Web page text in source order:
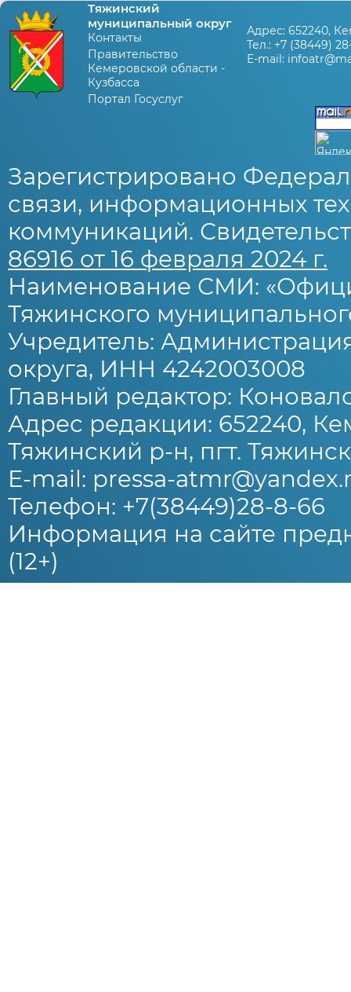
Тяжинский
муниципальный округ
Контакты
Правительство
Кемеровской области -
Кузбасса
Портал Госуслуг
Адрес: 652240,
Тел.: +7 (38449)
E-mail:
Зарегистрировано
связи, информационных
коммуникаций.
86916 от 16 февраля 2024 г.
Наименование СМИ:
Тяжинского
Учредитель:
округа, ИНН 4242003008
Главный редактор:
Адрес редакции: 652240,
Тяжинский р-н, пгт.
E-mail: pressa-
Телефон: +7(38449)28-8-66
Информация на сайте
(12+)